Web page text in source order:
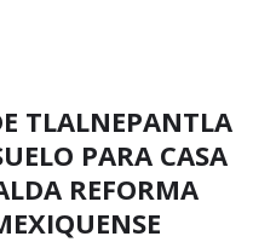
TLALNEPANTLA
PARA CASA
REFORMA